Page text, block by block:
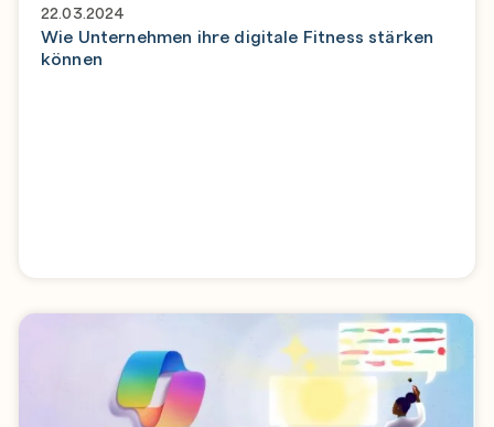
22.03.2024
Wie Unternehmen ihre digitale Fitness stärken
können